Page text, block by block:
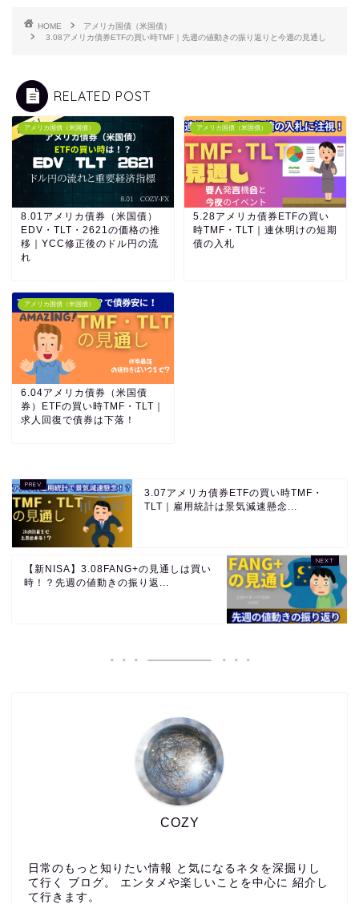
HOME
アメリカ国債（米国債）
3.08アメリカ債券ETFの買い時TMF｜先週の値動きの振り返りと今週の見通し
RELATED POST
アメリカ国債（米国債）
8.01アメリカ債券（米国債）
EDV・TLT・2621の価格の推
移｜YCC修正後のドル円の流
れ
アメリカ国債（米国債）
5.28アメリカ債券ETFの買い
時TMF・TLT｜連休明けの短期
債の入札
アメリカ国債（米国債）
6.04アメリカ債券（米国債
券）ETFの買い時TMF・TLT｜
求人回復で債券は下落！
3.07アメリカ債券ETFの買い時TMF・
TLT｜雇用統計は景気減速懸念...
【新NISA】3.08FANG+の見通しは買い
時！？先週の値動きの振り返...
COZY
日常のもっと知りたい情報 と気になるネタを深掘りし
て行く ブログ。 エンタメや楽しいことを中心に 紹介し
て行きます。